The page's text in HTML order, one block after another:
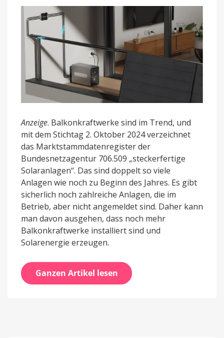
Anzeige. Balkonkraftwerke sind im Trend, und
mit dem Stichtag 2. Oktober 2024 verzeichnet
das Marktstammdatenregister der
Bundesnetzagentur 706.509 „steckerfertige
Solaranlagen“. Das sind doppelt so viele
Anlagen wie noch zu Beginn des Jahres. Es gibt
sicherlich noch zahlreiche Anlagen, die im
Betrieb, aber nicht angemeldet sind. Daher kann
man davon ausgehen, dass noch mehr
Balkonkraftwerke installiert sind und
Solarenergie erzeugen.
Ganzen Artikel lesen